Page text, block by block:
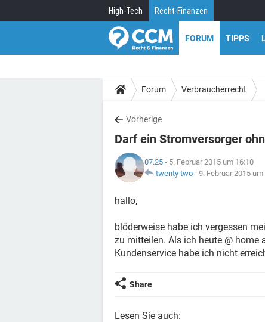
High-Tech Recht-Finanzen
FORUM TIPPS
Forum Verbraucherrecht
Vorherige
Darf ein Stromversorger
07.25 - 5. Februar 2015 um 16:10
twenty two - 9. Februar 2015 um
hallo,
blöderweise habe ich vergessen
zu mitteilen. Als ich heute @ home
Kundenservice habe ich nicht
Share
Lesen Sie auch: